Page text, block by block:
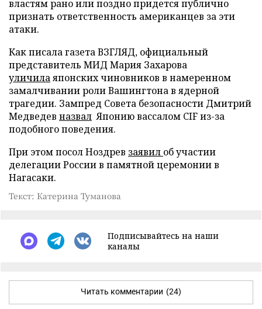
властям рано или поздно придется публично
признать ответственность американцев за эти
атаки.
Как писала газета ВЗГЛЯД, официальный
представитель МИД Мария Захарова
уличилаяпонских чиновников в намеренном
замалчивании роли Вашингтона в ядерной
трагедии. Зампред Совета безопасности Дмитрий
Медведев назвал Японию вассалом CIF из-за
подобного поведения.
При этом посол Ноздрев заявил об участии
делегации России в памятной церемонии в
Нагасаки.
Текст: Катерина Туманова
Подписывайтесь на наши
каналы
Читать комментарии (24)